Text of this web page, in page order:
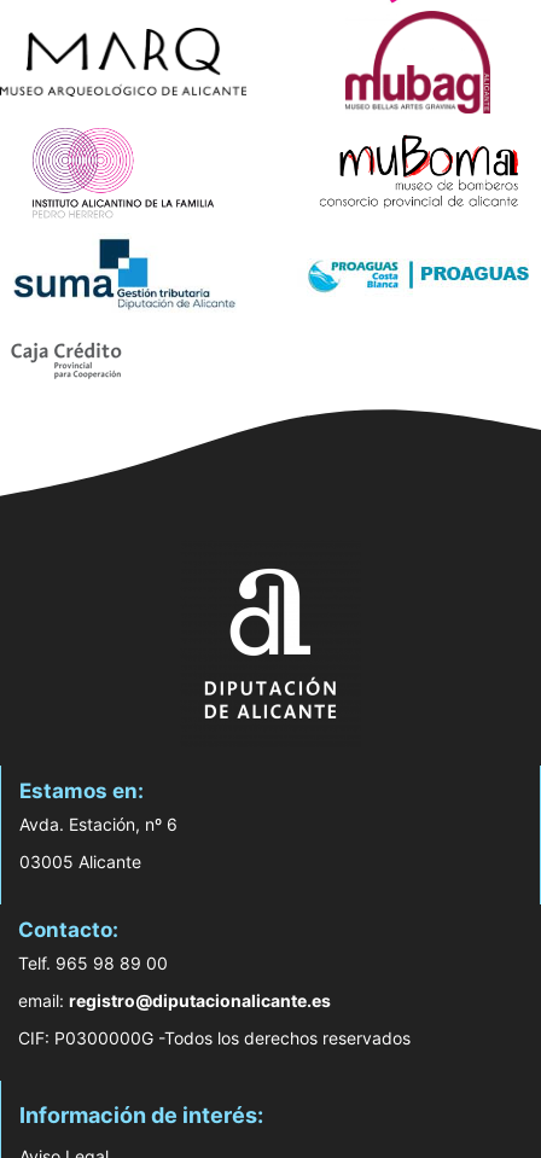
Estamos en:
Avda. Estación, nº 6
03005 Alicante
Contacto:
Telf. 965 98 89 00
email: registro@diputacionalicante.es
CIF: P0300000G -Todos los derechos reservados
Información de interés: